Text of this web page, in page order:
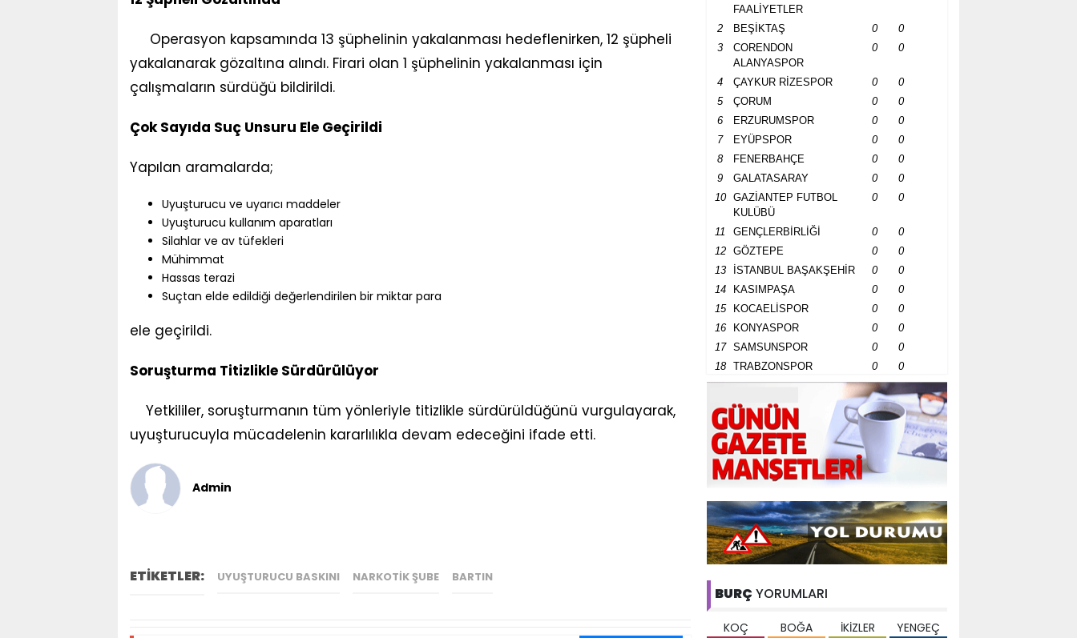
Operasyon kapsamında 13 şüphelinin yakalanması hedeflenirken, 12 şüpheli
yakalanarak gözaltına alındı. Firari olan 1 şüphelinin yakalanması için
çalışmaların sürdüğü bildirildi.
Çok Sayıda Suç Unsuru Ele Geçirildi
Yapılan aramalarda;
Uyuşturucu ve uyarıcı maddeler
Uyuşturucu kullanım aparatları
Silahlar ve av tüfekleri
Mühimmat
Hassas terazi
Suçtan elde edildiği değerlendirilen bir miktar para
ele geçirildi.
Soruşturma Titizlikle Sürdürülüyor
Yetkililer, soruşturmanın tüm yönleriyle titizlikle sürdürüldüğünü vurgulayarak,
uyuşturucuyla mücadelenin kararlılıkla devam edeceğini ifade etti.
Admin
ETİKETLER: UYUŞTURUCU BASKINI NARKOTİK ŞUBE BARTIN
FAALİYETLER
2 BEŞİKTAŞ 0
0
3
CORENDON
ALANYASPOR
0 0
4 ÇAYKUR RİZESPOR 0
0
5
ÇORUM 0
0
6
ERZURUMSPOR 0
0
7
EYÜPSPOR 0
0
8
FENERBAHÇE 0
0
9
GALATASARAY 0
0
10
GAZİANTEP FUTBOL
KULÜBÜ
0 0
11 GENÇLERBİRLİĞİ 0
0
12
GÖZTEPE 0
0
13
İSTANBUL BAŞAKŞEHİR 0
0
14
KASIMPAŞA 0
0
15
KOCAELİSPOR 0
0
16
KONYASPOR 0
0
17
SAMSUNSPOR 0
0
18
TRABZONSPOR 0 0
BURÇ YORUMLARI
KOÇ BOĞA İKİZLER YENGEÇ